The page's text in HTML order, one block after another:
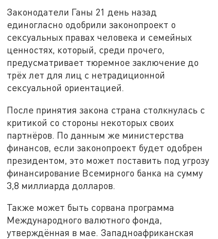
Законодатели Ганы 21 день назад
единогласно одобрили законопроект о
сексуальных правах человека и семейных
ценностях, который, среди прочего,
предусматривает тюремное заключение до
трёх лет для лиц с нетрадиционной
сексуальной ориентацией.
После принятия закона страна столкнулась с
критикой со стороны некоторых своих
партнёров. По данным же министерства
финансов, если законопроект будет одобрен
президентом, это может поставить под угрозу
финансирование Всемирного банка на сумму
3,8 миллиарда долларов.
Также может быть сорвана программа
Международного валютного фонда,
утверждённая в мае. Западноафриканская